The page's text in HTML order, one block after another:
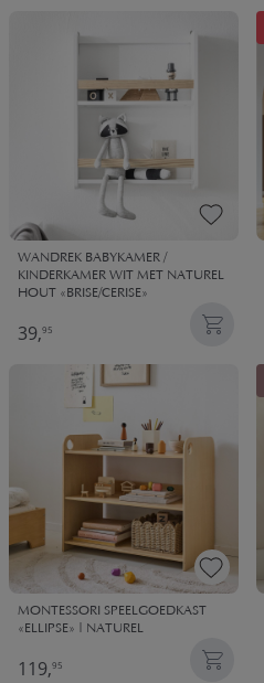
WANDREK BABYKAMER /
KINDERKAMER WIT MET NATUREL
HOUT «BRISE/CERISE»
39,95
MONTESSORI SPEELGOEDKAST
«ELLIPSE» | NATUREL
119,95